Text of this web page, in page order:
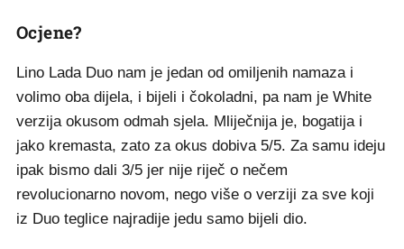
Ocjene?
Lino Lada Duo nam je jedan od omiljenih namaza i
volimo oba dijela, i bijeli i čokoladni, pa nam je White
verzija okusom odmah sjela. Mliječnija je, bogatija i
jako kremasta, zato za okus dobiva 5/5. Za samu ideju
ipak bismo dali 3/5 jer nije riječ o nečem
revolucionarno novom, nego više o verziji za sve koji
iz Duo teglice najradije jedu samo bijeli dio.